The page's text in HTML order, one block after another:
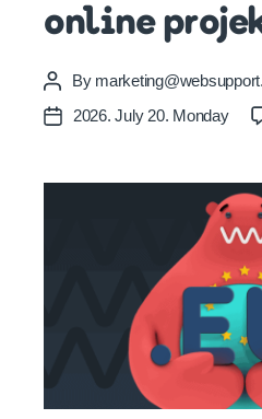
online
Post
author
By
Post2026. July 20. Monday